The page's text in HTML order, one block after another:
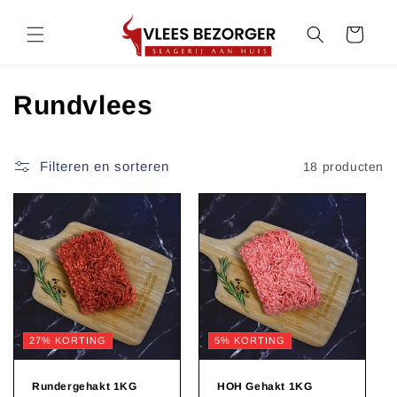
content
Winkelwagen
C
l
e
c
t
i
Rundvlees
Filteren en sorteren 18 producten
27% KORTING
Rundergehakt 1KG
5% KORTING
HOH Gehakt 1KG